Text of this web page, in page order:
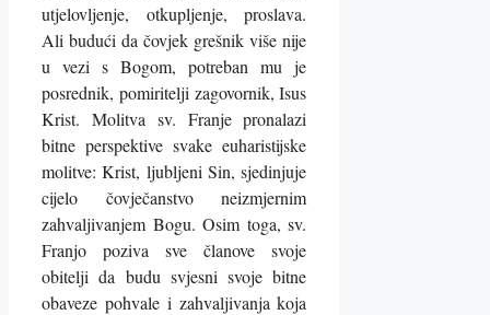
utjelovljenje, otkupljenje, proslava.
Ali budući da čovjek grešnik više nije
u vezi s Bogom, potreban mu je
posrednik, pomiritelji zagovornik, Isus
Krist. Molitva sv. Franje pronalazi
bitne perspektive svake euharistijske
molitve: Krist, ljubljeni Sin, sjedinjuje
cijelo čovječanstvo neizmjernim
zahvaljivanjem Bogu. Osim toga, sv.
Franjo poziva sve članove svoje
obitelji da budu svjesni svoje bitne
obaveze pohvale i zahvaljivanja koja